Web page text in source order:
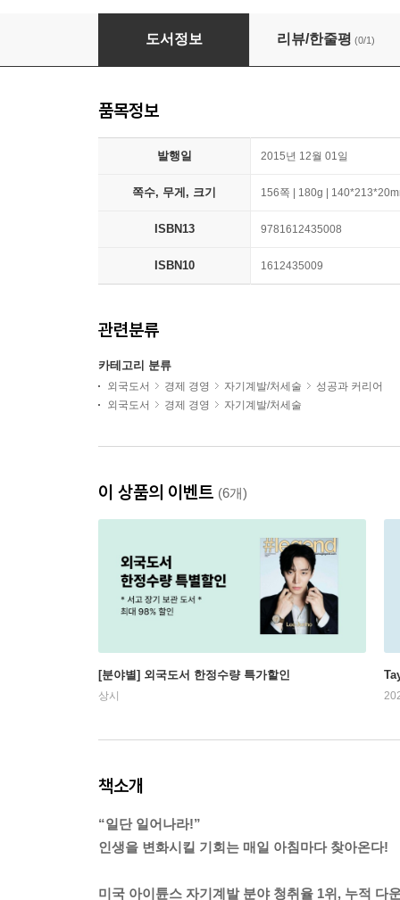
5 A.M. Miracle: Dominate Your Day Before
도서정보 리뷰/한줄평 (0/1)
품목정보
발행일 2015년 12월 01일
쪽수, 무게, 크기 156쪽 | 180g |
ISBN13 9781612435008
ISBN10 1612435009
관련분류
카테고리 분류
외국도서 경제 경영 자기계발/처세술
성공과 커리어
외국도서
경제 경영 자기계발/처세술
이 상품의 이벤트 (6개)
[분야별] 외국도서 한정수량 특가할인
상시
책소개
“일단 일어나라!”
인생을 변화시킬 기회는 매일 아침마다 찾아온다!
미국 아이튠스 자기계발 분야 청취율 1위, 누적 다